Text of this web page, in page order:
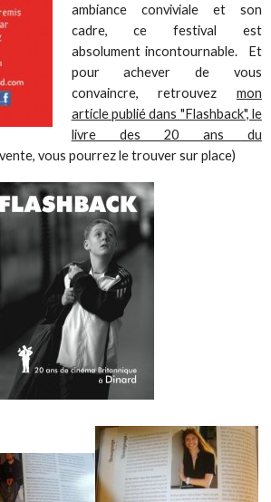
ambiance conviviale et son
cadre, ce festival est
absolument incontournable. Et
pour achever de vous
convaincre, retrouvez mon
article publié dans "Flashback", le
livre des 20 ans du
vous pourrez le trouver sur place)